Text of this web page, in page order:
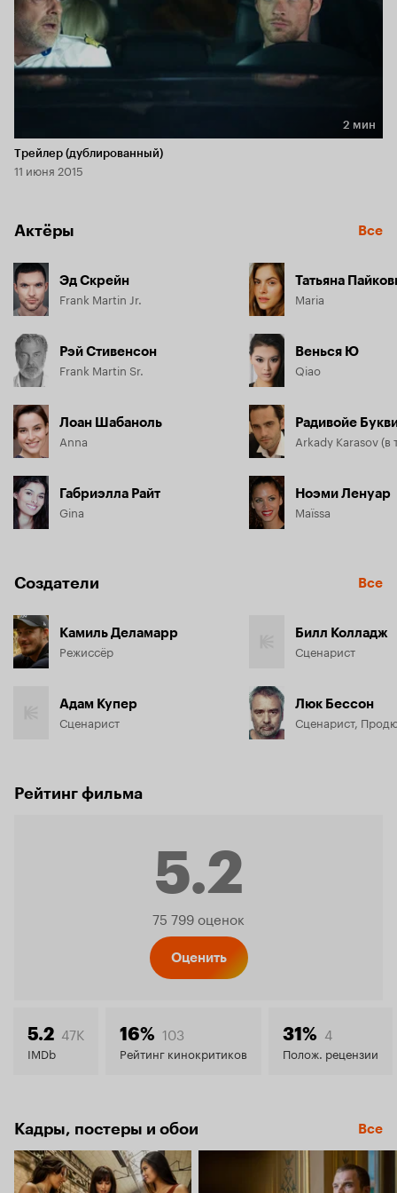
Длительность 2 мин
2 мин
Трейлер (дублированный)
11 июня 2015
Актёры Все
Эд Скрейн
Frank Martin Jr.
Рэй Стивенсон
Frank Martin Sr.
Лоан Шабаноль
Anna
Габриэлла Райт
Gina
Татьяна
Maria
Венься Ю
Qiao
Радивойе
Ноэми Ленуар
Maïssa
Создатели Все
Камиль Деламарр
Режиссёр
Адам Купер
Сценарист
Билл Колладж
Сценарист
Люк Бессон
Сценарист,
Рейтинг фильма
5.2
Рейтинг
5.2
75 799 оценок
Оценить
5.2 47K
IMDb
16% 103
Рейтинг кинокритиков
31% 4
Полож. рецензии
Кадры, постеры и обои Все